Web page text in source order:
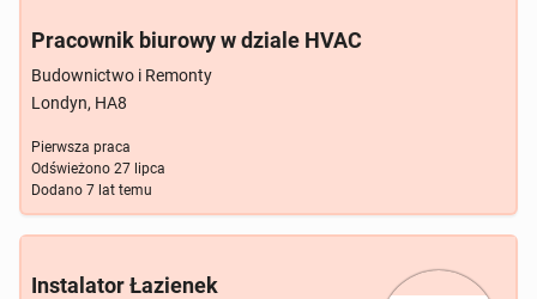
Pracownik biurowy w dziale HVAC
Budownictwo i Remonty
Londyn, HA8
Pierwsza praca
Odświeżono 27 lipca
Dodano 7 lat temu
Instalator Łazienek